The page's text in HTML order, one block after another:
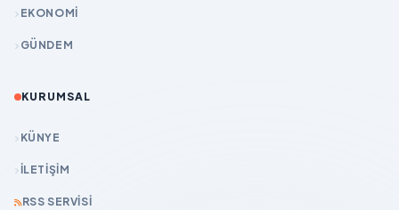
EKONOMİ
GÜNDEM
KURUMSAL
KÜNYE
İLETIŞIM
RSS SERVISI